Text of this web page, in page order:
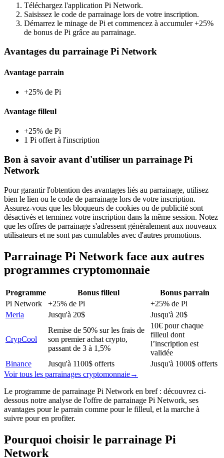
Téléchargez l'application Pi Network.
Saisissez le code de parrainage lors de votre inscription.
Démarrez le minage de Pi et commencez à accumuler +25%
de bonus de Pi grâce au parrainage.
Avantages du parrainage Pi Network
Avantage parrain
+25% de Pi
Avantage filleul
+25% de Pi
1 Pi offert à l'inscription
Bon à savoir avant d'utiliser un parrainage Pi
Network
Pour garantir l'obtention des avantages liés au parrainage, utilisez
bien le lien ou le code de parrainage lors de votre inscription.
Assurez-vous que les bloqueurs de cookies ou de publicité sont
désactivés et terminez votre inscription dans la même session. Notez
que les offres de parrainage s'adressent généralement aux nouveaux
utilisateurs et ne sont pas cumulables avec d'autres promotions.
Parrainage Pi Network face aux autres
programmes cryptomonnaie
Programme Bonus filleul
Bonus parrain
Pi Network
+25% de Pi
+25% de Pi
Meria
Jusqu'à 20$ Jusqu'à 20$
CrypCool
Remise de 50% sur les frais de
son premier achat crypto,
passant de 3 à 1,5%
10€ pour chaque
filleul dont
l’inscription est
validée
Binance
Jusqu'à 1100$ offerts
Jusqu'à 1000$ offerts
Voir tous les parrainages cryptomonnaie→
Le programme de parrainage Pi Network en bref : découvrez ci-
dessous notre analyse de l'offre de parrainage Pi Network, ses
avantages pour le parrain comme pour le filleul, et la marche à
suivre pour en profiter.
Pourquoi choisir le parrainage Pi
Network